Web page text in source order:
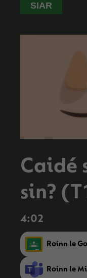
SIAR
Caidé
sin?
4:02
Roinn le
Roinn le